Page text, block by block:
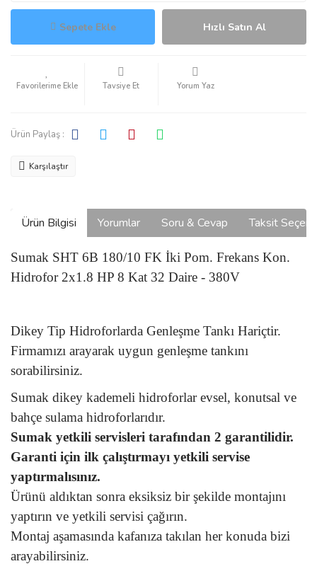
Sepete Ekle Hızlı Satın Al
Tavsiye Et Yorum Yaz
Ürün Paylaş :
Karşılaştır
Ürün Bilgisi Yorumlar Soru & Cevap Taksit
Sumak SHT 6B 180/10 FK İki Pom. Frekans Kon.
Hidrofor 2x1.8 HP 8 Kat 32 Daire - 380V
Dikey Tip Hidroforlarda Genleşme Tankı Hariçtir.
Firmamızı arayarak uygun genleşme tankını
sorabilirsiniz.
Sumak dikey kademeli hidroforlar evsel, konutsal ve
bahçe sulama hidroforlarıdır.
Sumak yetkili servisleri tarafından 2 garantilidir.
Garanti için ilk çalıştırmayı yetkili servise
yaptırmalısınız.
Ürünü aldıktan sonra eksiksiz bir şekilde montajını
yaptırın ve yetkili servisi çağırın.
Montaj aşamasında kafanıza takılan her konuda bizi
arayabilirsiniz.